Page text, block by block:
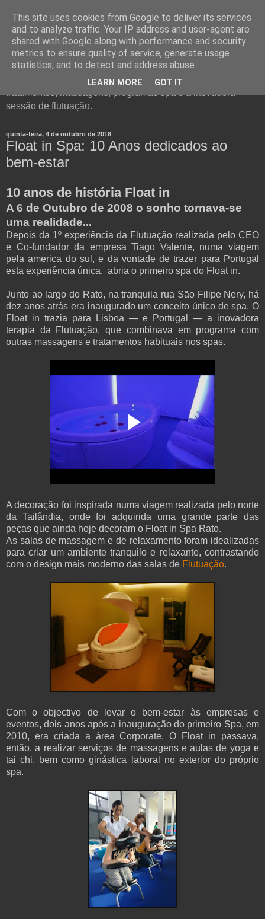
Float in - um conceito único de Spa. Visite o nosso Blog e
conheça todos os detalhes e informações sobre
tratamentos, massagens, programas spa e a inovadora
sessão de flutuação.
quinta-feira, 4 de outubro de 2018
Float in Spa: 10 Anos dedicados ao
bem-estar
10 anos de história Float in
A 6 de Outubro de 2008 o sonho tornava-se
uma realidade...
Depois da 1º experiência da Flutuação realizada pelo CEO
e Co-fundador da empresa Tiago Valente, numa viagem
pela america do sul, e da vontade de trazer para Portugal
esta experiência única, abria o primeiro spa do Float in.
Junto ao largo do Rato, na tranquila rua São Filipe Nery, há
dez anos atrás era inaugurado um conceito único de spa. O
Float in trazia para Lisboa — e Portugal — a inovadora
terapia da Flutuação, que combinava em programa com
outras massagens e tratamentos habituais nos spas.
A decoração foi inspirada numa viagem realizada pelo norte
da Tailândia, onde foi adquirida uma grande parte das
peças que ainda hoje decoram o Float in Spa Rato.
As salas de massagem e de relaxamento foram idealizadas
para criar um ambiente tranquilo e relaxante, contrastando
com o design mais moderno das salas de Flutuação.
Com o objectivo de levar o bem-estar às empresas e
eventos, dois anos após a inauguração do primeiro Spa, em
2010, era criada a área Corporate. O Float in passava,
então, a realizar serviços de massagens e aulas de yoga e
tai chi, bem como ginástica laboral no exterior do próprio
spa.
This site uses cookies from Google to deliver its services
and to analyze traffic. Your IP address and user-agent are
shared with Google along with performance and security
metrics to ensure quality of service, generate usage
statistics, and to detect and address abuse.
LEARN MORE GOT IT